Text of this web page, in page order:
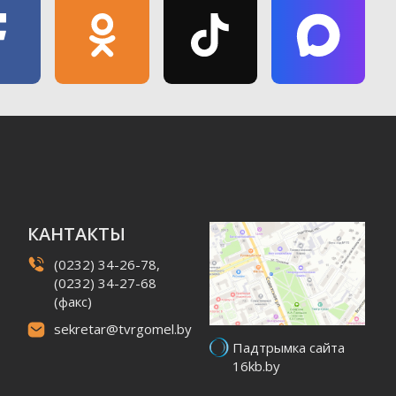
КАНТАКТЫ
(0232) 34-26-78,
(0232) 34-27-68
(факс)
sekretar@tvrgomel.by
Падтрымка сайта
16kb.by